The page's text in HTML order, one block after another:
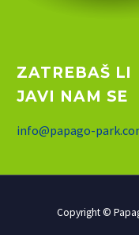
ZATREBAŠ LI
JAVI NAM SE
info@papago-
Copyright ©